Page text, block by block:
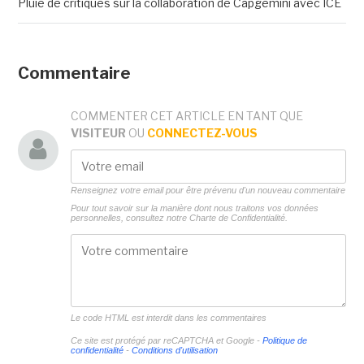
Pluie de critiques sur la collaboration de Capgemini avec ICE
Commentaire
COMMENTER CET ARTICLE EN TANT QUE
VISITEUR OU CONNECTEZ-VOUS
Renseignez votre email pour être prévenu d'un nouveau commentaire
Pour tout savoir sur la manière dont nous traitons vos données
personnelles, consultez notre Charte de Confidentialité.
Le code HTML est interdit dans les commentaires
Ce site est protégé par reCAPTCHA et Google - Politique de
confidentialité- Conditions d'utilisation